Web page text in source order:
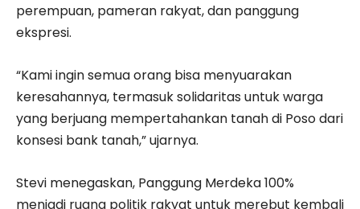
perempuan, pameran rakyat, dan panggung
ekspresi.
“Kami ingin semua orang bisa menyuarakan
keresahannya, termasuk solidaritas untuk warga
yang berjuang mempertahankan tanah di Poso dari
konsesi bank tanah,” ujarnya.
Stevi menegaskan, Panggung Merdeka 100%
menjadi ruang politik rakyat untuk merebut kembali